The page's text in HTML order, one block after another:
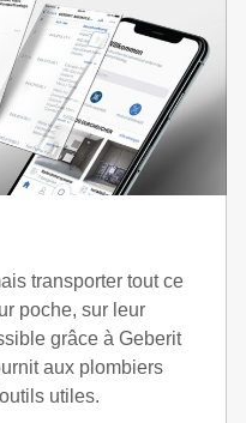
transporter tout ce
poche, sur leur
grâce à Geberit
aux plombiers
utiles.